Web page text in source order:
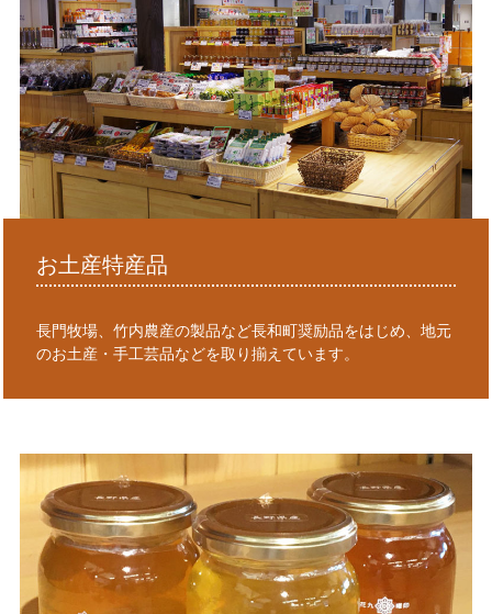
お土産特産品
長門牧場、竹内農産の製品など長和町奨励品をはじめ、地元
のお土産・手工芸品などを取り揃えています。